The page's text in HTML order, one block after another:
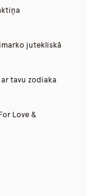
jutekliskā
tavu zodiaka
Love &